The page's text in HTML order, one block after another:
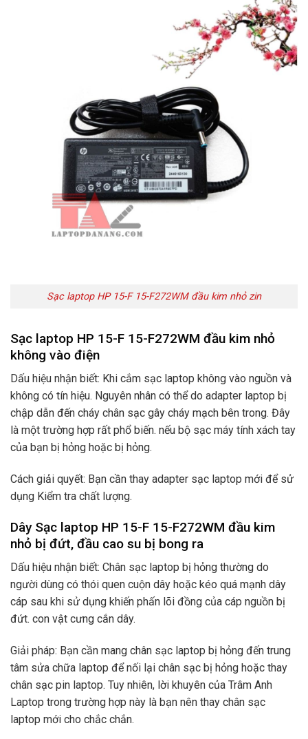
Sạc laptop HP 15-F 15-F272WM đầu kim nhỏ zin
Sạc laptop HP 15-F 15-F272WM đầu kim nhỏ
không vào điện
Dấu hiệu nhận biết: Khi cắm sạc laptop không vào nguồn và
không có tín hiệu. Nguyên nhân có thể do adapter laptop bị
chập dẫn đến cháy chân sạc gây cháy mạch bên trong. Đây
là một trường hợp rất phổ biến. nếu bộ sạc máy tính xách tay
của bạn bị hỏng hoặc bị hỏng.
Cách giải quyết: Bạn cần thay adapter sạc laptop mới để sử
dụng Kiểm tra chất lượng.
Dây Sạc laptop HP 15-F 15-F272WM đầu kim
nhỏ bị đứt, đầu cao su bị bong ra
Dấu hiệu nhận biết: Chân sạc laptop bị hỏng thường do
người dùng có thói quen cuộn dây hoặc kéo quá mạnh dây
cáp sau khi sử dụng khiến phấn lõi đồng của cáp nguồn bị
đứt. con vật cưng cắn dây.
Giải pháp: Bạn cần mang chân sạc laptop bị hỏng đến trung
tâm sửa chữa laptop để nối lại chân sạc bị hỏng hoặc thay
chân sạc pin laptop. Tuy nhiên, lời khuyên của Trâm Anh
Laptop trong trường hợp này là bạn nên thay chân sạc
laptop mới cho chắc chắn.